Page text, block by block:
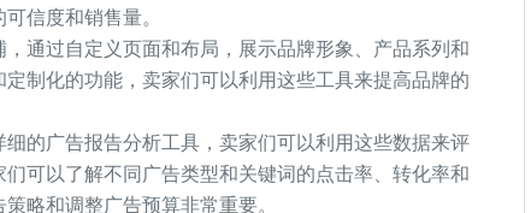
信度和销售量。
通过自定义页面和布局，展示品牌形象、产品系列和
制化的功能，卖家们可以利用这些工具来提高品牌的
的广告报告分析工具，卖家们可以利用这些数据来评
可以了解不同广告类型和关键词的点击率、转化率和
略和调整广告预算非常重要。